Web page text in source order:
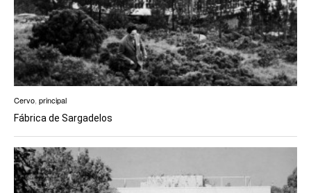
Cervo, principal
Fábrica de Sargadelos